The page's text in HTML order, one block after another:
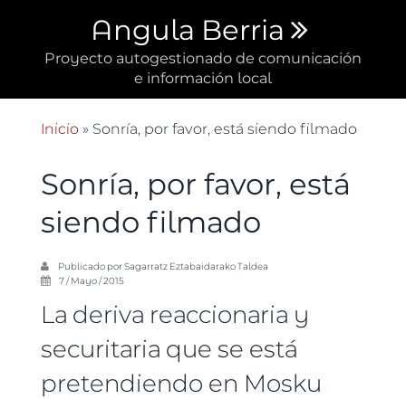
Angula Berria
Proyecto autogestionado de comunicación
e información local
Se encuentra usted aquí
Inicio» Sonría, por favor, está siendo filmado
Sonría, por favor, está
siendo filmado
Publicado porSagarratz Eztabaidarako Taldea
7 / Mayo / 2015
La deriva reaccionaria y
securitaria que se está
pretendiendo en Mosku